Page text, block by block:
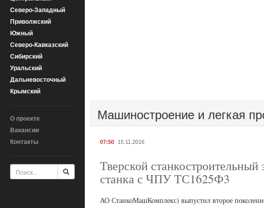
Северо-Западный
Приволжский
Южный
Северо-Кавказский
Сибирский
Уральский
Дальневосточный
Крымский
О проекте
Вакансии
Контакты
Машиностроение и легкая
07:50 15.11.2016
Тверской станкостроительный
станка с ЧПУ ТС1625Ф3
АО СтанкоМашКомплекс) выпустил второе